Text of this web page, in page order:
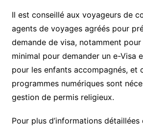
Il est conseillé aux voyageurs de
agents de voyages agréés pour
demande de visa, notamment pour
minimal pour demander un e-Visa
pour les enfants accompagnés, et
programmes numériques sont
gestion de permis religieux.
Pour plus d’informations